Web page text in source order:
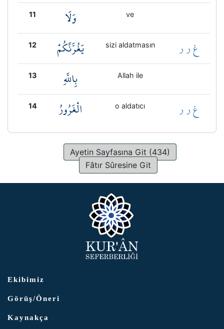
11 وَلَا ve
12 يَغُرَّنَّكُمْ sizi aldatmasın غ ر ر
13 بِاللَّهِ Allah ile
14 الْغَرُورُ o aldatıcı غ ر ر
Ayetin Sayfasına Git (434)
Fâtır Sûresine Git
Ekibimiz
Görüş/Öneri
Kaynakça